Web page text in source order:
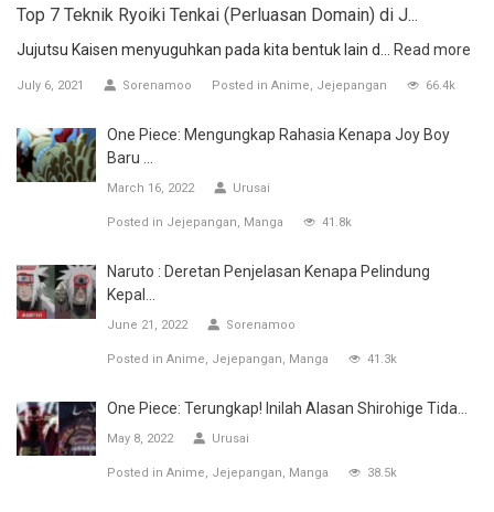
Top 7 Teknik Ryoiki Tenkai (Perluasan Domain) di J...
Jujutsu Kaisen menyuguhkan pada kita bentuk lain d... Read more
July 6, 2021 Sorenamoo Posted in Anime Jejepangan 66.4k
One Piece: Mengungkap Rahasia Kenapa Joy Boy
Baru ...
March 16, 2022 Urusai
Posted in Jejepangan Manga 41.8k
Naruto : Deretan Penjelasan Kenapa Pelindung
Kepal...
June 21, 2022 Sorenamoo
Posted in Anime Jejepangan Manga 41.3k
One Piece: Terungkap! Inilah Alasan Shirohige Tida...
May 8, 2022 Urusai
Posted in Anime Jejepangan Manga 38.5k